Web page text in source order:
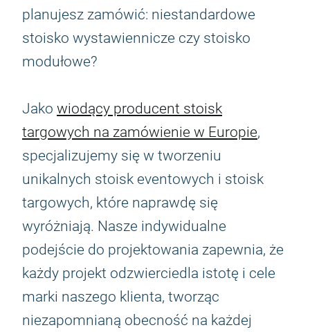
planujesz zamówić: niestandardowe
stoisko wystawiennicze czy stoisko
modułowe?
Jako wiodący producent stoisk
targowych na zamówienie w Europie,
specjalizujemy się w tworzeniu
unikalnych stoisk eventowych i stoisk
targowych, które naprawdę się
wyróżniają. Nasze indywidualne
podejście do projektowania zapewnia, że
każdy projekt odzwierciedla istotę i cele
marki naszego klienta, tworząc
niezapomnianą obecność na każdej